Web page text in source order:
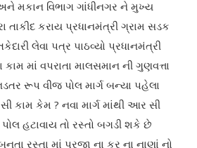
અને મકાન વિભાગ ગાંધીનગર ને મુખ્ય
તાકીદ કરાય પ્રધાનમંત્રી ગ્રામ સડક
લેવા પત્ર પાઠવ્યો પ્રધાનમંત્રી
માં વપરાતા માલસમાન ની ગુણવત્તા
રૂપ વીજ પોલ માર્ગ બન્યા પહેલા
કામ કેમ ? નવા માર્ગ માંથી આર સી
હટાવાય તો રસ્તો બગડી શકે છે
રસ્તા માં પ્રજા ના કર ના નાણાં નો